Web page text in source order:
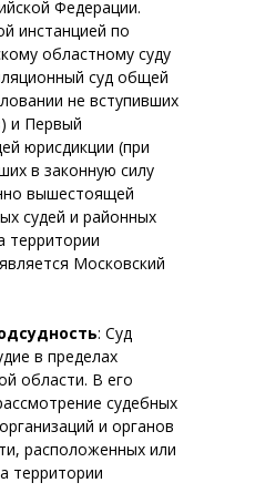
Федерации.
инстанцией по
областному суду
суд общей
не вступивших
и Первый
юрисдикции (при
в законную силу
вышестоящей
судей и районных
территории
Московский
: Суд
в пределах
области. В его
судебных
и органов
расположенных или
территории